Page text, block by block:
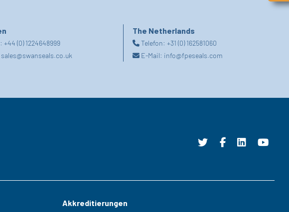
+44 (0) 1224648999
sales@swanseals.co.uk
The Netherlands
Telefon:+31 (0) 162581060
E-Mail: info@fpeseals.com
Akkreditierungen